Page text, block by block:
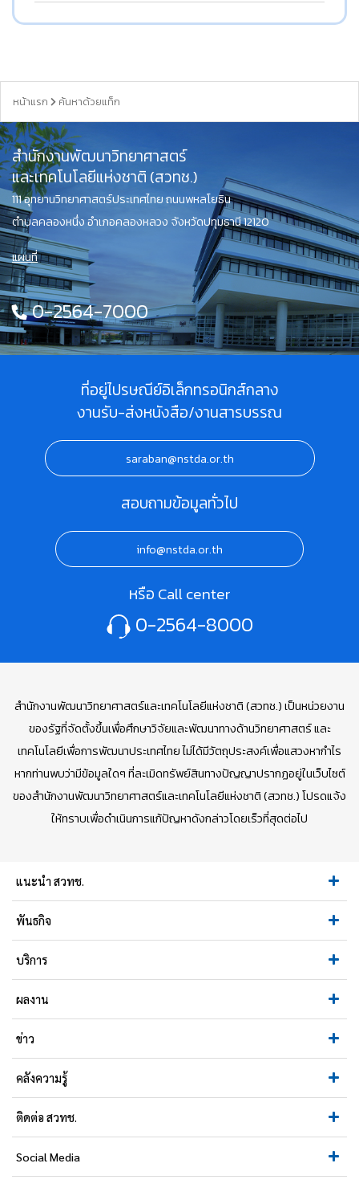
หน้าแรก ค้นหาด้วยแท็ก
สำนักงานพัฒนาวิทยาศาสตร์
และเทคโนโลยีแห่งชาติ (สวทช.)
111 อุทยานวิทยาศาสตร์ประเทศไทย ถนนพหลโยธิน
ตำบลคลองหนึ่ง อำเภอคลองหลวง จังหวัดปทุมธานี 12120
แผนที่
0-2564-7000
ที่อยู่ไปรษณีย์อิเล็กทรอนิกส์กลาง
งานรับ-ส่งหนังสือ/งานสารบรรณ
saraban@nstda.or.th
สอบถามข้อมูลทั่วไป
info@nstda.or.th
หรือ Call center
0-2564-8000
สำนักงานพัฒนาวิทยาศาสตร์และเทคโนโลยีแห่งชาติ (สวทช.) เป็นหน่วยงาน
ของรัฐที่จัดตั้งขึ้นเพื่อศึกษาวิจัยและพัฒนาทางด้านวิทยาศาสตร์ และ
เทคโนโลยีเพื่อการพัฒนาประเทศไทย ไม่ได้มีวัตถุประสงค์เพื่อแสวงหากำไร
หากท่านพบว่ามีข้อมูลใดๆ ที่ละเมิดทรัพย์สินทางปัญญาปรากฏอยู่ในเว็บไซต์
ของสำนักงานพัฒนาวิทยาศาสตร์และเทคโนโลยีแห่งชาติ (สวทช.) โปรดแจ้ง
ให้ทราบเพื่อดำเนินการแก้ปัญหาดังกล่าวโดยเร็วที่สุดต่อไป
แนะนำ สวทช.
พันธกิจ
บริการ
ผลงาน
ข่าว
คลังความรู้
ติดต่อ สวทช.
Social Media